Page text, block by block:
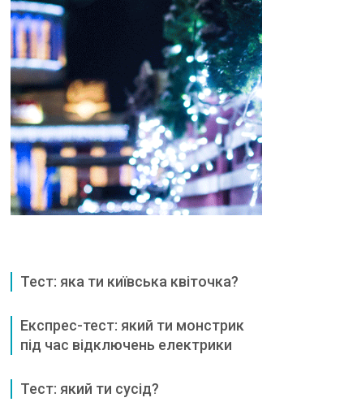
Тест: яка ти київська квіточка?
Експрес-тест: який ти монстрик
під час відключень електрики
Тест: який ти сусід?